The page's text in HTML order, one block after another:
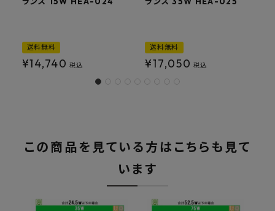
送料無料
¥14,740 税込
送料無料
¥17,050 税込
この商品を見ている方はこちらも見て
います